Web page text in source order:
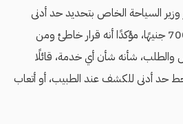
السياحة الخاص بتحديد حد أدنى
لأتعاب المرشد يوميًا والمقرر بـ700 جنيهًا، مؤكدًا أنه قرار خاطئ ومن
والطلب، شأنه شأن أي خدمة، قائلًا
حد أدنى للكشف عند الطبيب، أو أتعاب